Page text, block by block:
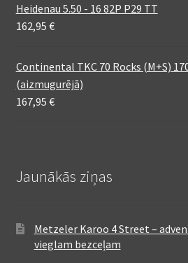
Heidenau 5.50 - 16 82P P29 TT
162,95 €
Continental TKC 70 Rocks (M+S)
(aizmugurējā)
167,95 €
Jaunākās ziņas
Metzeler Karoo 4 Street –
vieglam bezceļam